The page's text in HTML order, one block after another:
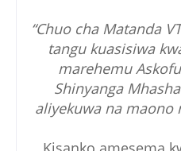
“Chuo cha Matanda
tangu kuasisiwa
marehemu
Shinyanga
aliyekuwa na maono